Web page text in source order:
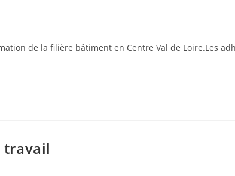
de la filière bâtiment en Centre Val de
travail